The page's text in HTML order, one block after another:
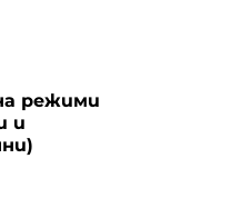
режими
и